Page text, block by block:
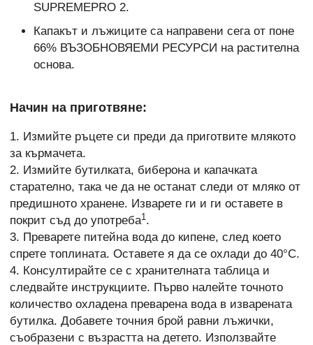
SUPREMEPRO 2.
Капакът и лъжиците са направени сега от поне
66% ВЪЗОБНОВЯЕМИ РЕСУРСИ на растителна
основа.
Начин на приготвяне:
1. Измийте ръцете си преди да приготвите млякото
за кърмачета.
2. Измийте бутилката, биберона и капачката
старателно, така че да не останат следи от мляко от
предишното хранене. Изварете ги и ги оставете в
покрит съд до употреба1 .
3. Преварете питейна вода до кипене, след което
спрете топлината. Оставете я да се охлади до 40°C.
4. Консултирайте се с хранителната таблица и
следвайте инструкциите. Първо налейте точното
количество охладена преварена вода в изварената
бутилка. Добавете точния брой равни лъжички,
съобразени с възрастта на детето. Използвайте